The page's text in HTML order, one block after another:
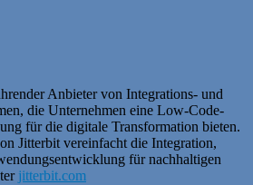
Anbieter von Integrations- und
die Unternehmen eine Low-Code-
für die digitale Transformation bieten.
Jitterbit vereinfacht die Integration,
für nachhaltigen
jitterbit.com